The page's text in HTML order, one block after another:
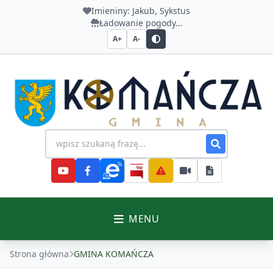
Imieniny: Jakub, Sykstus
Ładowanie pogody...
A+ A-
Urząd Gminy Komańcza
Wyszukiwanie na stronie
MENU
Strona główna GMINA KOMAŃCZA